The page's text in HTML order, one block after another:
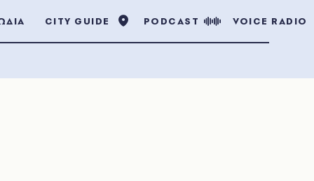
CITY GUIDE PODCAST VOICE RADIO